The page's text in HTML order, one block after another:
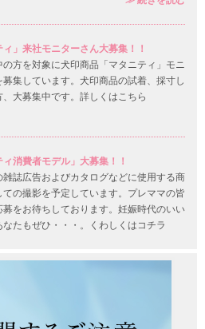
ィ」来社モニターさん大募集！！
の方を対象に犬印商品「マタニティ」モニ
募集しています。犬印商品の試着、採寸し
、大募集中です。詳しくはこちら
ィ消費者モデル」大募集！！
雑誌広告およびカタログなどに使用する商
ての撮影を予定しています。プレママの皆
募をお待ちしております。妊娠時代のいい
なたもぜひ・・・。くわしくはコチラ